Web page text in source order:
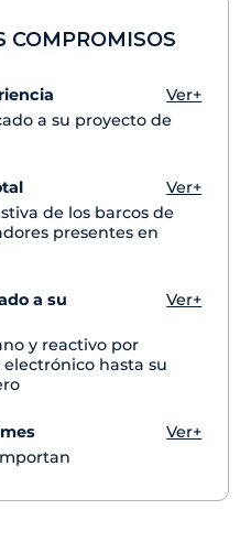
COMPROMISOS
Ver+
a su proyecto de
Ver+
de los barcos de
presentes en
a su
Ver+
y reactivo por
hasta su
Ver+